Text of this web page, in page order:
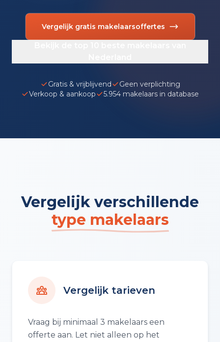
Vergelijk gratis makelaarsoffertes
Gratis & vrijblijvend
Geen verplichting
Verkoop & aankoop
5.954 makelaars in database
Vergelijk verschillende
type makelaars
Vergelijk tarieven
Vraag bij minimaal 3 makelaars een
offerte aan. Let niet alleen op het